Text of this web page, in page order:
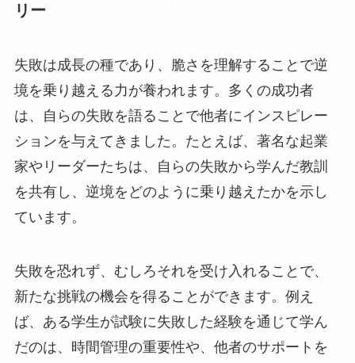
リー
失敗は成長の種であり、脆さを理解することで逆
境を乗り越える力が養われます。多くの成功者
は、自らの失敗を語ることで他者にインスピレー
ションを与えてきました。たとえば、著名な起業
家やリーダーたちは、自らの失敗から学んだ教訓
を共有し、逆境をどのように乗り越えたかを示し
ています。
失敗を恐れず、むしろそれを受け入れることで、
新たな挑戦の機会を得ることができます。例え
ば、ある学生が試験に失敗した経験を通じて学ん
だのは、時間管理の重要性や、他者のサポートを